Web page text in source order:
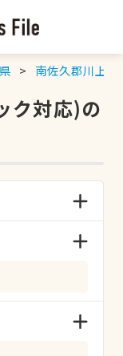
南佐久郡川上村
ク対応)の